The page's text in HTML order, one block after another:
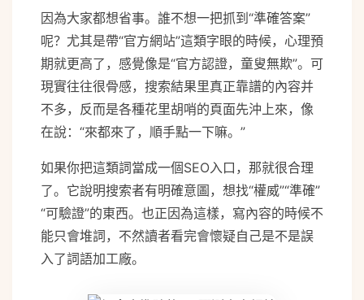
因為大家都想省事。誰不想一把抓到“準確答案”
呢？尤其是帶“官方網站”這類字眼的時候，心理預
期就更高了，感覺像是“官方認證，童叟無欺”。可
現實往往很骨感，搜索結果里真正靠譜的內容并
不多，反而是各種花里胡哨的頁面先沖上來，像
在說：“來都來了，順手點一下嘛。”
如果你把這類詞當成一個SEO入口，那就很合理
了。它說明搜索者有明確意圖，想找“權威”“準確”
“可驗證”的東西。也正因為這樣，寫內容的時候不
能只會堆詞，不然讀者看完會懷疑自己是不是誤
入了詞語加工廠。